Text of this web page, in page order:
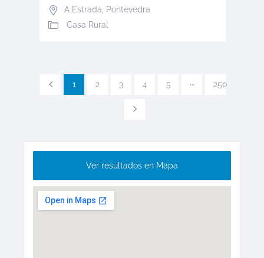
A Estrada, Pontevedra
Casa Rural
1 2 3 4 5 ··· 250
Ver resultados en Mapa